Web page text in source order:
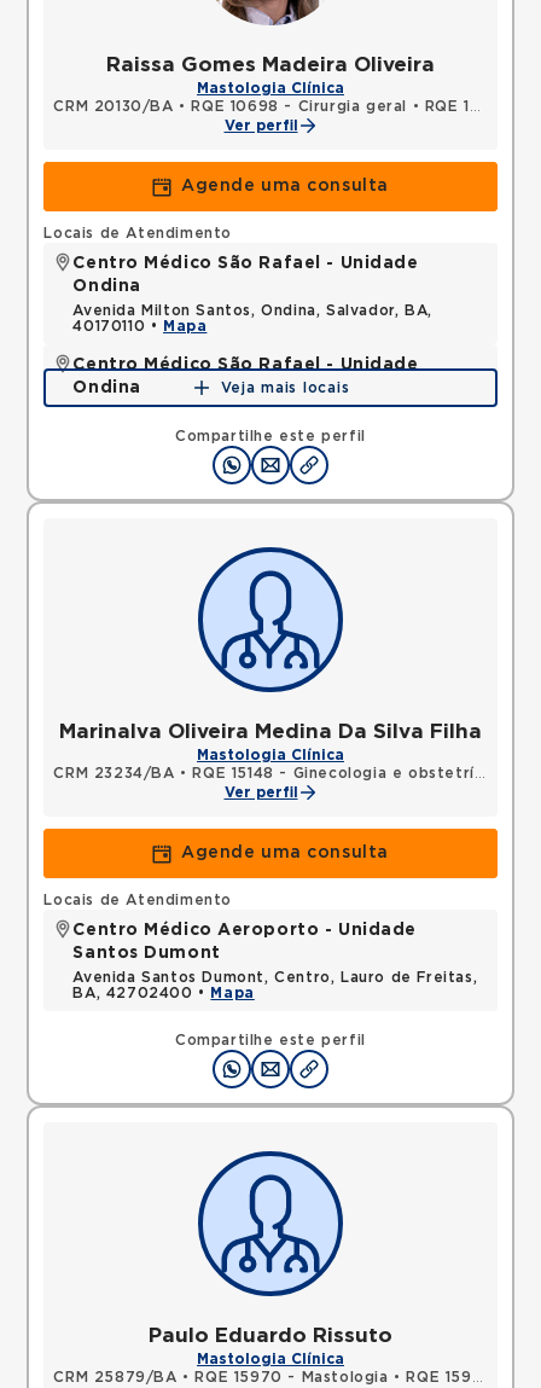
Raissa Gomes Madeira Oliveira
Mastologia Clínica
CRM 20130/BA • RQE 10698 - Cirurgia geral •
RQE 14119 - Mastologia
Ver perfil
Agende uma consulta
Compartilhe este perfil
Locais de Atendimento
Centro Médico São Rafael - Unidade
Ondina
Avenida Milton Santos, Ondina, Salvador, BA,
40170110 •
Mapa
Centro Médico São Rafael - Unidade
Ondina
Avenida Milton Santos, Ondina, Salvador, BA,
Mapa
Veja mais locais
Marinalva Oliveira Medina Da Silva Filha
Mastologia Clínica
CRM 23234/BA • RQE 15148 - Ginecologia e obstetrícia
Ver perfil
Agende uma consulta
Compartilhe este perfil
Locais de Atendimento
Centro Médico Aeroporto - Unidade
Santos Dumont
Avenida Santos Dumont, Centro, Lauro de Freitas,
BA, 42702400 •
Mapa
Paulo Eduardo Rissuto
Mastologia Clínica
CRM 25879/BA • RQE 15970 - Mastologia • RQE 15971 - Cirurgia geral